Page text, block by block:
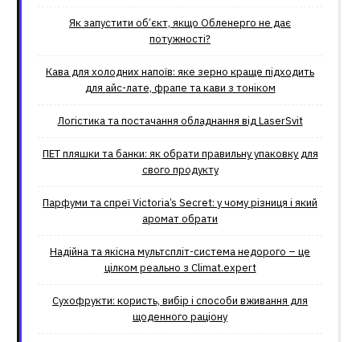
Як запустити об’єкт, якщо Обленерго не дає
потужності?
Кава для холодних напоїв: яке зерно краще підходить
для айс-лате, фрапе та кави з тоніком
Логістика та постачання обладнання від LaserSvit
ПЕТ пляшки та банки: як обрати правильну упаковку для
свого продукту
Парфуми та спреї Victoria’s Secret: у чому різниця і який
аромат обрати
Надійна та якісна мультспліт-система недорого – це
цілком реально з Climat.еxpert
Сухофрукти: користь, вибір і способи вживання для
щоденного раціону